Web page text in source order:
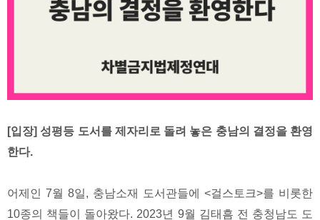
[입장] 성평등 도서를 제자리로 돌려 놓은 충남의 결정을 환영
한다.
어제인 7월 8일, 충남소재 도서관들에 <걸스토크>를 비롯한
10종의 책들이 돌아왔다. 2023년 9월 김태흠 전 충청남도 도